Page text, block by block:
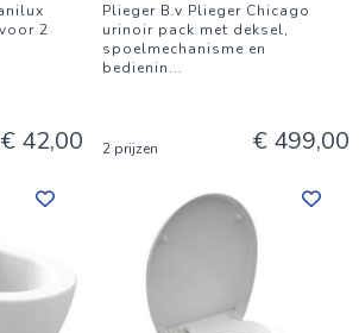
2
€ 42,00
Plieger B.v Plieger Chicago
urinoir pack met deksel,
spoelmechanisme en
bedienin...
2 prijzen € 499,00